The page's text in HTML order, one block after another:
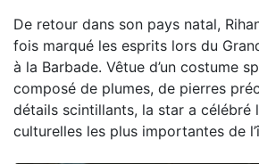
De retour dans son pays natal,
fois marqué les esprits lors du
à la Barbade. Vêtue d’un costume
composé de plumes, de pierres
détails scintillants, la star a célébré
culturelles les plus importantes de